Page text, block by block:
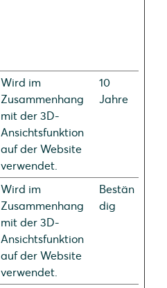
Wird im
Zusammenhang
mit der 3D-
Ansichtsfunktion
auf der Website
verwendet.
10
Jahre
Wird im
Zusammenhang
mit der 3D-
Ansichtsfunktion
auf der Website
verwendet.
Bestän
dig